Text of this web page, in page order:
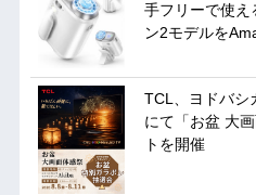
手フリーで使え
ン2モデルを
TCL、ヨドバシ
にて「お盆 大
トを開催